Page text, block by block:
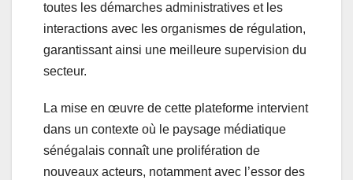
toutes les démarches administratives et les
interactions avec les organismes de régulation,
garantissant ainsi une meilleure supervision du
secteur.
La mise en œuvre de cette plateforme intervient
dans un contexte où le paysage médiatique
sénégalais connaît une prolifération de
nouveaux acteurs, notamment avec l’essor des